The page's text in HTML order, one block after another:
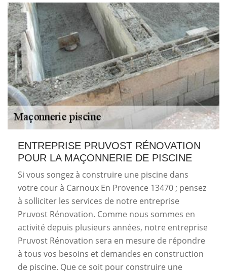
ENTREPRISE PRUVOST RÉNOVATION
POUR LA MAÇONNERIE DE PISCINE
Si vous songez à construire une piscine dans
votre cour à Carnoux En Provence 13470 ; pensez
à solliciter les services de notre entreprise
Pruvost Rénovation. Comme nous sommes en
activité depuis plusieurs années, notre entreprise
Pruvost Rénovation sera en mesure de répondre
à tous vos besoins et demandes en construction
de piscine. Que ce soit pour construire une